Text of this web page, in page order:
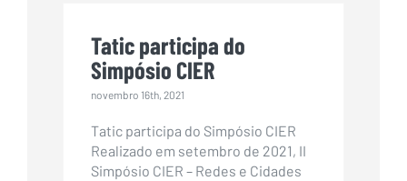
Tatic participa do
Simpósio CIER
novembro 16th, 2021
Tatic participa do Simpósio CIER
Realizado em setembro de 2021, II
Simpósio CIER – Redes e Cidades